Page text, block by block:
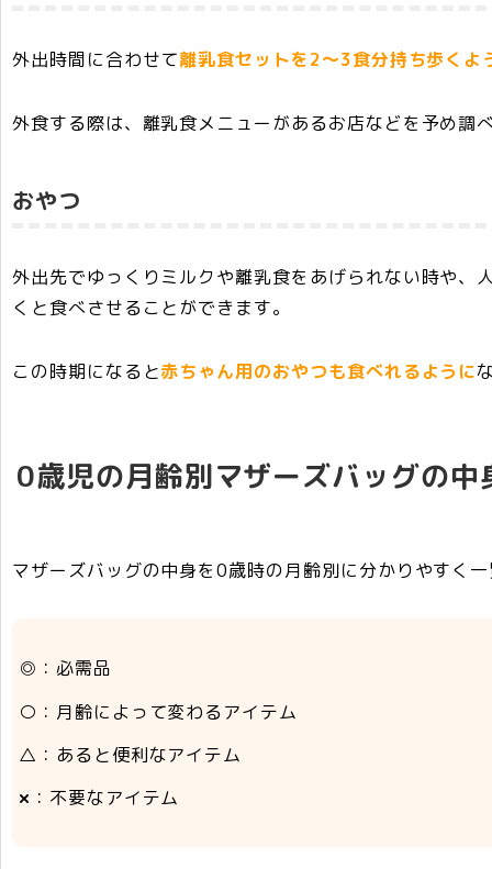
外出時間に合わせて離乳食セットを2～3食分持ち歩くよ
外食する際は、離乳食メニューがあるお店などを予め調
おやつ
外出先でゆっくりミルクや離乳食をあげられない時や、
くと食べさせることができます。
この時期になると赤ちゃん用のおやつも食べれるように
0歳児の月齢別マザーズバッグの中
マザーズバッグの中身を0歳時の月齢別に分かりやすく
◎：必需品
○ ：月齢によって変わるアイテム
△ ：あると便利なアイテム
× ：不要なアイテム